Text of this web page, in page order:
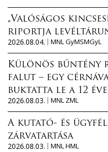
„Valóságos
riportja
2026.08.04.
MNL GyMSMGyL
Különös bűntény
falut – egy
buktatta le a 12
2026.08.03.
MNL ZML
A kutató- és
zárvatartása
2026.08.03.
MNL HML